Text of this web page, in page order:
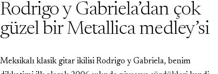
Rodrigo y Gabriela’dan çok
güzel bir Metallica medley’si
Meksikalı klasik gitar ikilisi Rodrigo y Gabriela, benim